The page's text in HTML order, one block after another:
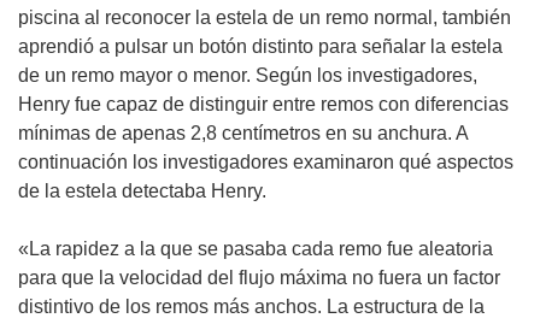
piscina al reconocer la estela de un remo normal, también
aprendió a pulsar un botón distinto para señalar la estela
de un remo mayor o menor. Según los investigadores,
Henry fue capaz de distinguir entre remos con diferencias
mínimas de apenas 2,8 centímetros en su anchura. A
continuación los investigadores examinaron qué aspectos
de la estela detectaba Henry.
«La rapidez a la que se pasaba cada remo fue aleatoria
para que la velocidad del flujo máxima no fuera un factor
distintivo de los remos más anchos. La estructura de la